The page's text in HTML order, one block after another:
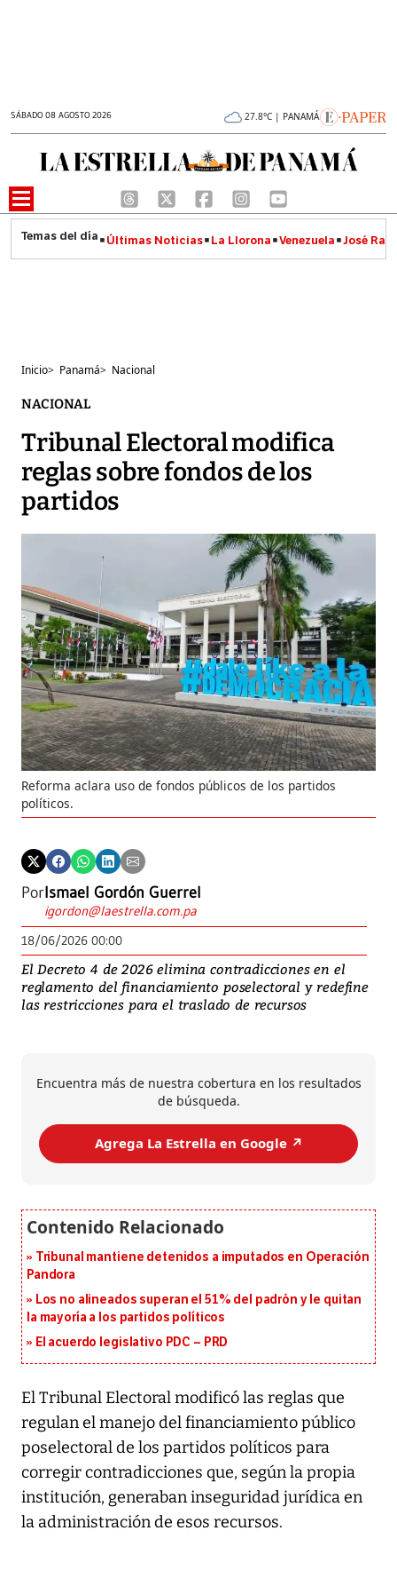
SÁBADO 08 AGOSTO 2026 27.8°C | PANAMÁ
Últimas Noticias La Llorona Venezuela José
Inicio> Panamá> Nacional
NACIONAL
Tribunal Electoral modifica
reglas sobre fondos de los
partidos
Reforma aclara uso de fondos públicos de los partidos
políticos.
PorIsmael Gordón Guerrel
igordon@laestrella.com.pa
18/06/2026 00:00
El Decreto 4 de 2026 elimina contradicciones en el
reglamento del financiamiento poselectoral y redefine
las restricciones para el traslado de recursos
Encuentra más de nuestra cobertura en los resultados
de búsqueda.
Agrega La Estrella en Google ↗️
Tribunal mantiene detenidos a imputados en Operación
Pandora
Los no alineados superan el 51% del padrón y le quitan
la mayoría a los partidos políticos
El acuerdo legislativo PDC – PRD
El Tribunal Electoral modificó las reglas que
regulan el manejo del financiamiento público
poselectoral de los partidos políticos para
corregir contradicciones que, según la propia
institución, generaban inseguridad jurídica en
la administración de esos recursos.